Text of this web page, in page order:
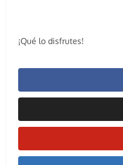
¡Qué lo disfrutes!